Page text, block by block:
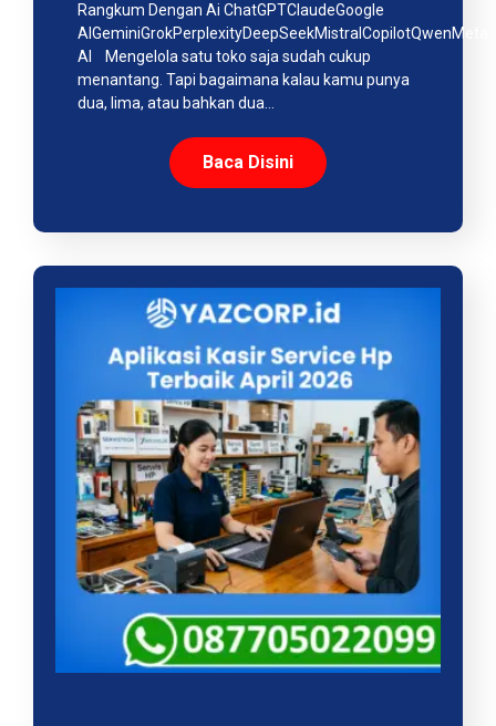
Rangkum Dengan Ai ChatGPTClaudeGoogle
AIGeminiGrokPerplexityDeepSeekMistralCopilotQwenMeta
AI Mengelola satu toko saja sudah cukup
menantang. Tapi bagaimana kalau kamu punya
dua, lima, atau bahkan dua…
Baca Disini